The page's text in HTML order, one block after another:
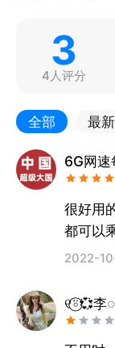
3
4人评分
全部 最新
6G网速
很好用
都可以
2022-
୧⍤⃝💞